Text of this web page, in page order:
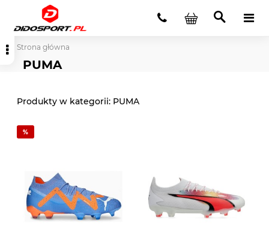
Strona główna
PUMA
PUMA